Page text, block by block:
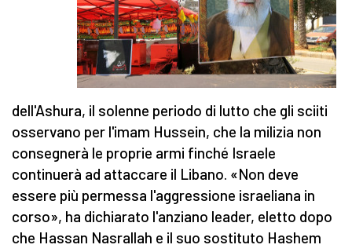
dell'Ashura, il solenne periodo di lutto che gli sciiti
osservano per l'imam Hussein, che la milizia non
consegnerà le proprie armi finché Israele
continuerà ad attaccare il Libano. «Non deve
essere più permessa l'aggressione israeliana in
corso», ha dichiarato l'anziano leader, eletto dopo
che Hassan Nasrallah e il suo sostituto Hashem